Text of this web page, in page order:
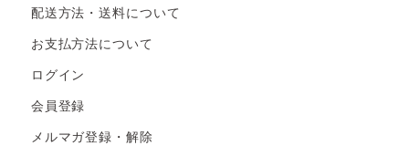
配送方法・送料について
お支払方法について
ログイン
会員登録
メルマガ登録・解除